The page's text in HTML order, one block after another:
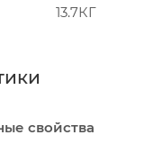
13.7КГ
свойства